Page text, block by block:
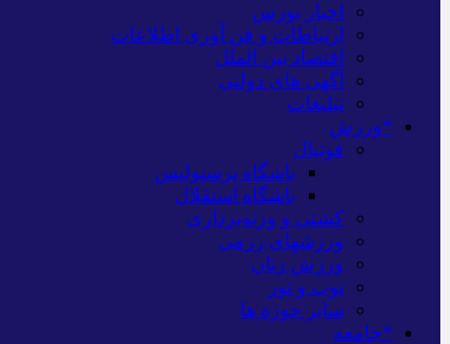
اخبار بورس
ارتباطات و فن آوری اطلاعات
اقتصاد بین الملل
آگهی های دولتی
تبلیغات
*ورزش
فوتبال
باشگاه پرسپولیس
باشگاه استقلال
کشتی و وزنه‌برداری
ورزشهای رزمی
ورزش زنان
توپ و تور
سایر حوزه ها
*جامعه